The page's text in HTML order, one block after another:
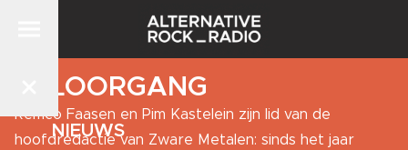
NIEUWS
TELOORGANG
Remco Faasen en Pim Kastelein zijn lid van de
hoofdredactie van Zware Metalen: sinds het jaar